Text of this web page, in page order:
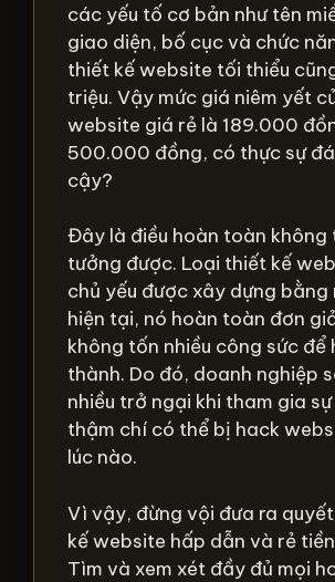
các yếu tố cơ bản như tên
giao diện, bố cục và chức
thiết kế website tối thiểu
triệu. Vậy mức giá niêm yết
website giá rẻ là 189.000
500.000 đồng, có thực sự
cậy?
Đây là điều hoàn toàn không
tưởng được. Loại thiết kế
chủ yếu được xây dựng bằng
hiện tại, nó hoàn toàn đơn
không tốn nhiều công sức để
thành. Do đó, doanh nghiệp
nhiều trở ngại khi tham gia sự
thậm chí có thể bị hack
lúc nào.
Vì vậy, đừng vội đưa ra
kế website hấp dẫn và rẻ
Tìm và xem xét đầy đủ mọi